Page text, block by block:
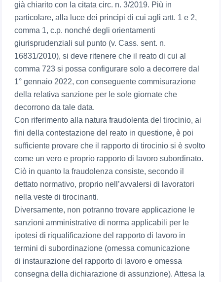
già chiarito con la citata circ. n. 3/2019. Più in
particolare, alla luce dei principi di cui agli artt. 1 e 2,
comma 1, c.p. nonché degli orientamenti
giurisprudenziali sul punto (v. Cass. sent. n.
16831/2010), si deve ritenere che il reato di cui al
comma 723 si possa configurare solo a decorrere dal
1° gennaio 2022, con conseguente commisurazione
della relativa sanzione per le sole giornate che
decorrono da tale data.
Con riferimento alla natura fraudolenta del tirocinio, ai
fini della contestazione del reato in questione, è poi
sufficiente provare che il rapporto di tirocinio si è svolto
come un vero e proprio rapporto di lavoro subordinato.
Ciò in quanto la fraudolenza consiste, secondo il
dettato normativo, proprio nell’avvalersi di lavoratori
nella veste di tirocinanti.
Diversamente, non potranno trovare applicazione le
sanzioni amministrative di norma applicabili per le
ipotesi di riqualificazione del rapporto di lavoro in
termini di subordinazione (omessa comunicazione
di instaurazione del rapporto di lavoro e omessa
consegna della dichiarazione di assunzione). Attesa la